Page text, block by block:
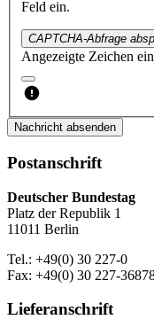
Feld ein.
CAPTCHA-Abfrage
Angezeigte Zeichen
Nachricht absenden
Postanschrift
Deutscher Bundestag
Platz der Republik 1
11011 Berlin
Tel.: +49(0) 30 227-0
Fax: +49(0) 30 227-
Lieferanschrift